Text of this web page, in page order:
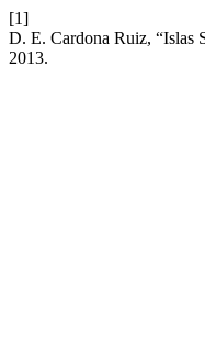
[1]
D. E. Cardona Ruiz, “Islas
2013.